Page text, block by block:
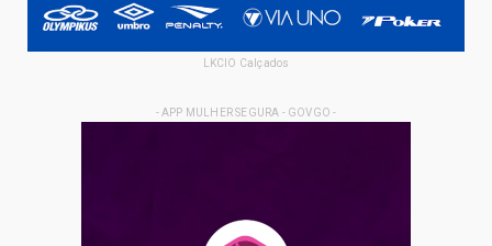
LKCIO Calçados
- APP MULHER SEGURA - GOVGO -